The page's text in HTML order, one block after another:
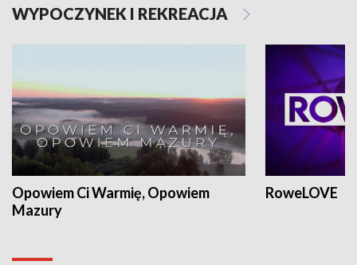
WYPOCZYNEK I REKREACJA
Opowiem Ci Warmię, Opowiem
Mazury
RoweLOVE